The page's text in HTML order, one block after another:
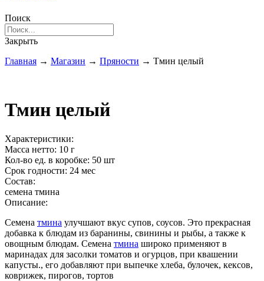
Поиск
Закрыть
Главная → Магазин → Пряности → Тмин целый
Тмин целый
Характеристики:
Масса нетто: 10 г
Кол-во ед. в коробке: 50 шт
Срок годности: 24 мес
Состав:
семена тмина
Описание:
Семена тмина улучшают вкус супов, соусов. Это прекрасная
добавка к блюдам из баранины, свинины и рыбы, а также к
овощным блюдам. Семена тмина широко применяют в
маринадах для засолки томатов и огурцов, при квашении
капусты., его добавляют при выпечке хлеба, булочек, кексов,
коврижек, пирогов, тортов